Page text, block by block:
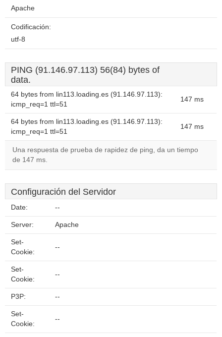
Apache
Codificación:
utf-8
PING (91.146.97.113) 56(84) bytes of
data.
64 bytes from lin113.loading.es (91.146.97.113):
icmp_req=1 ttl=51
147 ms
64 bytes from lin113.loading.es (91.146.97.113):
icmp_req=1 ttl=51
147 ms
Una respuesta de prueba de rapidez de ping, da un tiempo
de 147 ms.
Configuración del Servidor
Date: --
Server: Apache
Set-
Cookie:
--
Set-
Cookie:
--
P3P: --
Set-
Cookie:
--